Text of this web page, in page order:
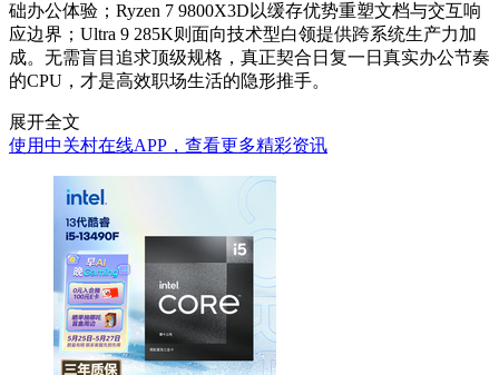
础办公体验；Ryzen 7 9800X3D以缓存优势重塑文档与交互响
应边界；Ultra 9 285K则面向技术型白领提供跨系统生产力加
成。无需盲目追求顶级规格，真正契合日复一日真实办公节奏
的CPU，才是高效职场生活的隐形推手。
展开全文
使用中关村在线APP，查看更多精彩资讯